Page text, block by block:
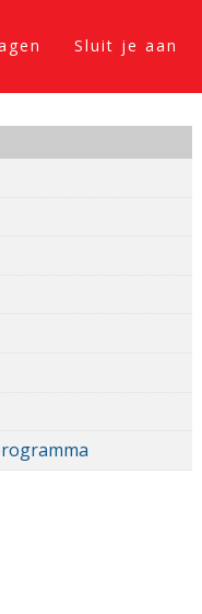
Sluit je aan